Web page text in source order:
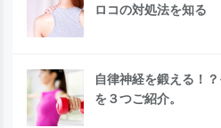
ロコの対処法を知る
自律神経を鍛える！
を３つご紹介。